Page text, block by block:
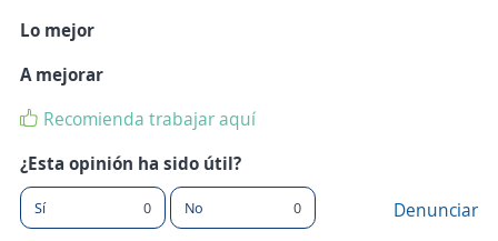
Lo mejor
A mejorar
Recomienda trabajar aquí
¿Esta opinión ha sido útil?
Sí 0 No 0 Denunciar